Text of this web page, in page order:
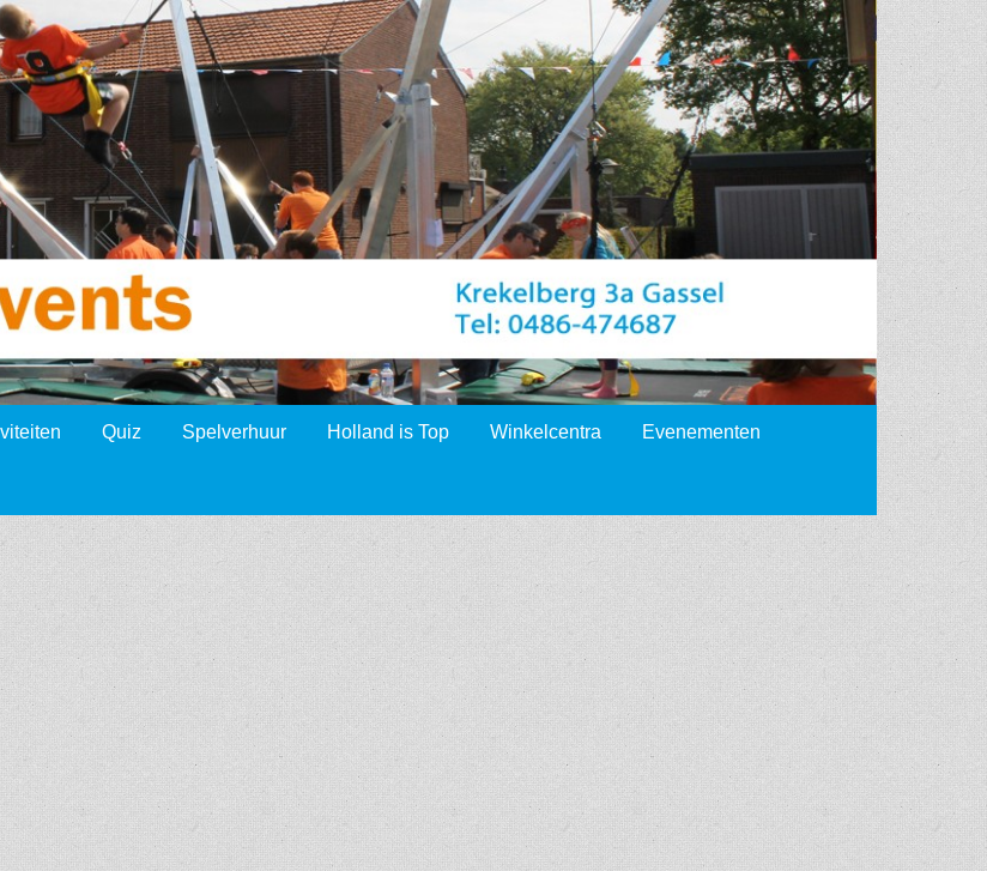
Quiz Spelverhuur Holland is Top Winkelcentra Evenementen